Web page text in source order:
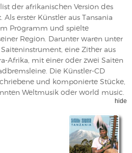
der afrikanischen Version des
erster Künstler aus Tansania
Programm und spielte
Region. Darunter waren unter
eine Zither aus
Afrika, mit einer oder zwei Saiten
Die Künstler-CD
und komponierte Stücke,
Weltmusik oder world music.
hide